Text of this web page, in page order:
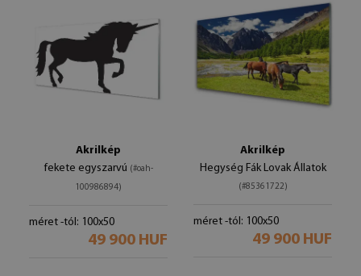
Akrilkép
fekete egyszarvú (#oah-
100986894)
méret -tól: 100x50
49 900 HUF
Akrilkép
Hegység Fák Lovak Állatok
(#85361722)
méret -tól: 100x50
49 900 HUF